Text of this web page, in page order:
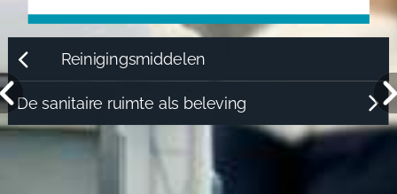
Reinigingsmiddelen
De sanitaire ruimte als beleving